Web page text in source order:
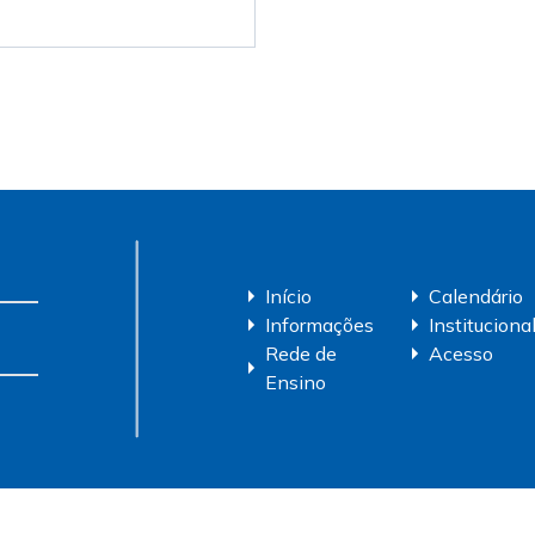
Início
Informações
Rede de
Ensino
Calendário
Acesso